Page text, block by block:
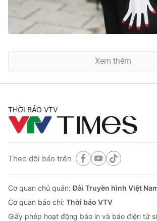
Xem thêm
THỜI BÁO VTV
Theo dõi báo trên
Cơ quan chủ quản:Đài Truyền hình Việt
Cơ quan báo chí: Thời báo VTV
Giấy phép hoạt động báo in và báo điện tử